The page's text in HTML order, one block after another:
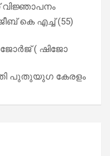
കെ എച്ച് (55)
ജോ​ർ​ജ് ( ഷിജോ
പുതുയുഗ കേരളം